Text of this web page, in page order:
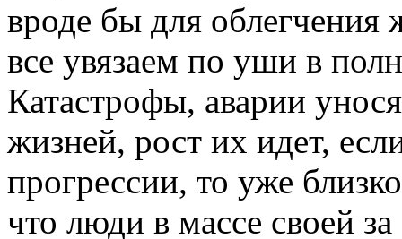
вроде бы для
все увязаем по уши в
Катастрофы, аварии
жизней, рост их идет,
прогрессии, то уже
что люди в массе своей